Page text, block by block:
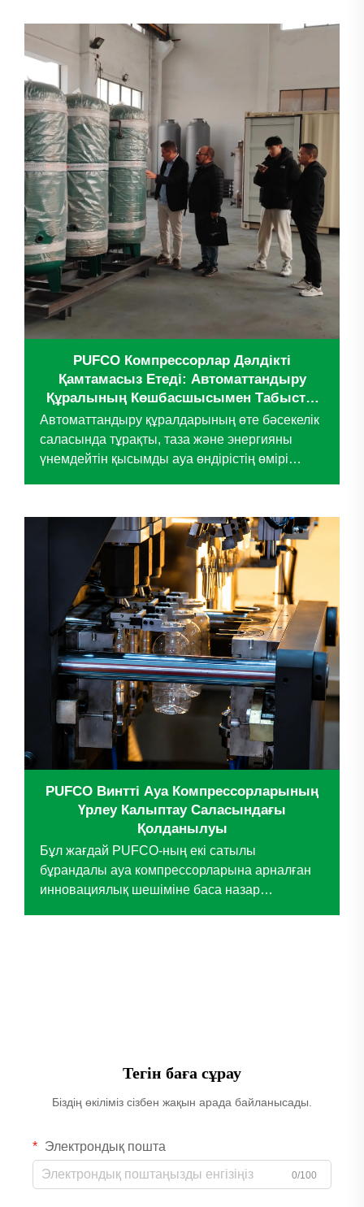
саласының көшбасшысы болып табылатын
компания ескірген ауа...
PUFCO Компрессорлар Дәлдікті
Қамтамасыз Етеді: Автоматтандыру
Құралының Көшбасшысымен Табысты
Жұмыс
Автоматтандыру құралдарының өте бәсекелік
саласында тұрақты, таза және энергияны
үнемдейтін қысымды ауа өндірістің өмірі
шығындарды бақылауға тікелей әсер етеді.
Алдағы кезде танымал ...
PUFCO Винтті Ауа Компрессорларының
Үрлеу Калыптау Саласындағы
Қолданылуы
Бұл жағдай PUFCO-ның екі сатылы
бұрандалы ауа компрессорларына арналған
инновациялық шешіміне баса назар
Тегін баға сұрау
Біздің өкіліміз сізбен жақын арада байланысады.
Электрондық пошта
0/100